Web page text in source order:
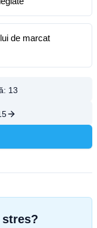
de marcat
13